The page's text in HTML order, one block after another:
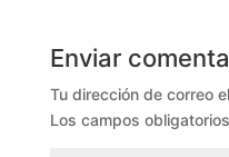
Enviar
Tu dirección de correo
Los campos